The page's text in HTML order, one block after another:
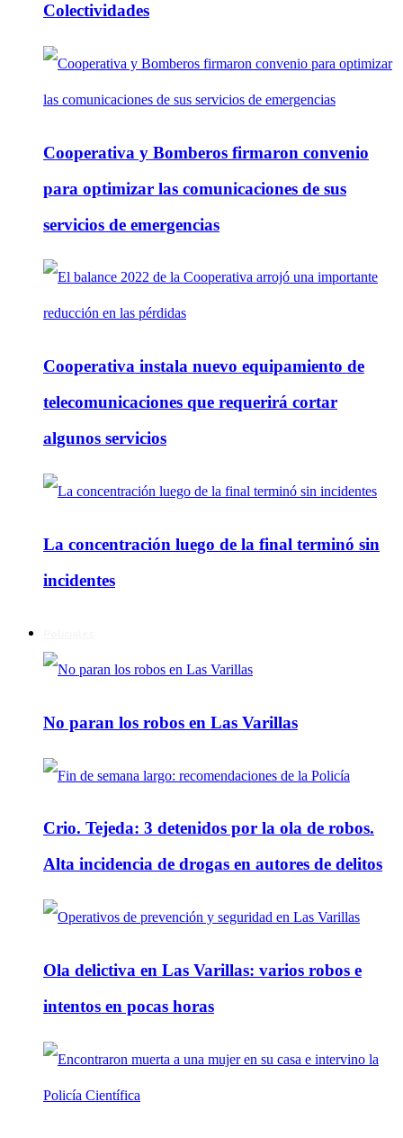
Colectividades
Cooperativa y Bomberos firmaron convenio
para optimizar las comunicaciones de sus
servicios de emergencias
Cooperativa instala nuevo equipamiento de
telecomunicaciones que requerirá cortar
algunos servicios
La concentración luego de la final terminó sin
incidentes
No paran los robos en Las Varillas
Crio. Tejeda: 3 detenidos por la ola de robos.
Alta incidencia de drogas en autores de delitos
Ola delictiva en Las Varillas: varios robos e
intentos en pocas horas